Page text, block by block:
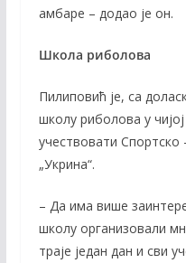
амбаре – додао је он.
Школа риболова
Пилиповић је, са
школу риболова у
учествовати
„Укрина“.
– Да има више
школу организовали
траје један дан и сви